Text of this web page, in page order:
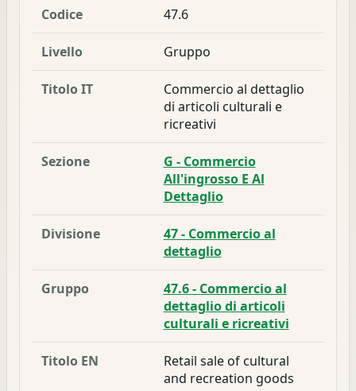
Codice 47.6
Livello Gruppo
Titolo IT
Commercio al dettaglio
di articoli culturali e
ricreativi
Sezione
G - Commercio
All'ingrosso E Al
Dettaglio
Divisione
47 - Commercio al
dettaglio
Gruppo
47.6 - Commercio al
dettaglio di articoli
culturali e ricreativi
Titolo EN
Retail sale of cultural
and recreation goods